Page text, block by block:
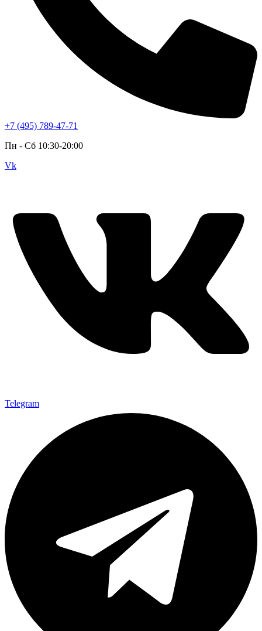
+7 (495) 789-47-71
Пн - Cб 10:30-20:00
Vk
Telegram